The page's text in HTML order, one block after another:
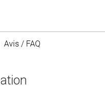
Avis / FAQ